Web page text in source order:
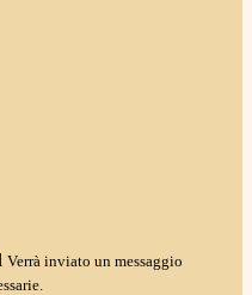
Verrà inviato un messaggio